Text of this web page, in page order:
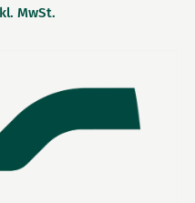
MwSt.